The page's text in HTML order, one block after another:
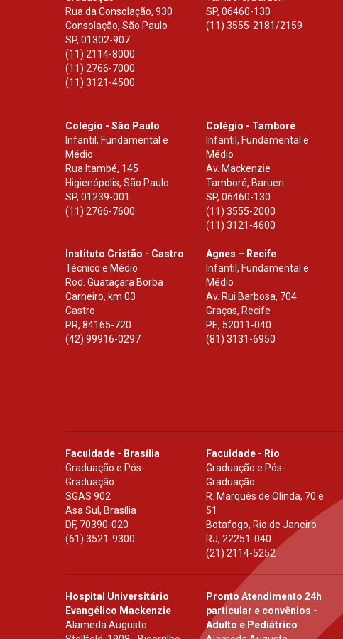
Rua da Consolação, 930
Consolação, São Paulo
SP, 01302-907
(11) 2114-8000
(11) 2766-7000
(11) 3121-4500
SP,06460-130
(11) 3555-2181/2159
Colégio - São Paulo
Infantil, Fundamental e
Médio
Rua Itambé, 145
Higienópolis, São Paulo
SP, 01239-001
(11) 2766-7600
Colégio - Tamboré
Infantil, Fundamental e
Médio
Av. Mackenzie
Tamboré, Barueri
SP,06460-130
(11) 3555-2000
(11) 3121-4600
Instituto Cristão - Castro
Técnico e Médio
Rod. Guataçara Borba
Carneiro, km 03
Castro
PR, 84165-720
(42) 99916-0297
Agnes – Recife
Infantil, Fundamental e
Médio
Av. Rui Barbosa, 704
Graças, Recife
PE, 52011-040
(81) 3131-6950
Faculdade - Brasília
Graduação e Pós-
Graduação
SGAS 902
Asa Sul, Brasília
DF, 70390-020
(61) 3521-9300
Faculdade - Rio
Graduação e Pós-
Graduação
R. Marquês de Olinda, 70 e
51
Botafogo, Rio de Janeiro
RJ,22251-040
(21) 2114-5252
Hospital Universitário
Evangélico Mackenzie
Alameda Augusto
Pronto Atendimento 24h
particular e convênios -
Adulto e Pediátrico